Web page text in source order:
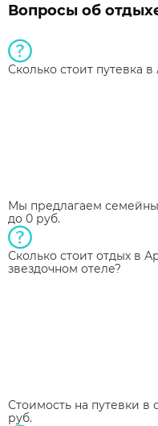
Вопросы об
Сколько стоит путевка
Мы предлагаем
до 0 руб.
Сколько стоит отдых в
звездочном отеле?
Стоимость на путевки в
руб.